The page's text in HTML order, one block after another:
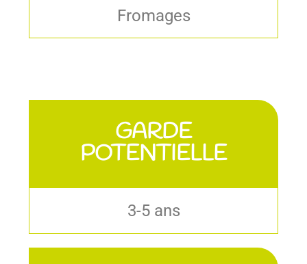
Fromages
GARDE
POTENTIELLE
3-5 ans